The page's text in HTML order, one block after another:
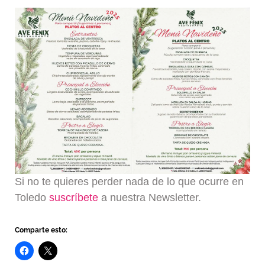
Si no te quieres perder nada de lo que ocurre en
Toledosuscríbete a nuestra Newsletter.
Comparte esto: